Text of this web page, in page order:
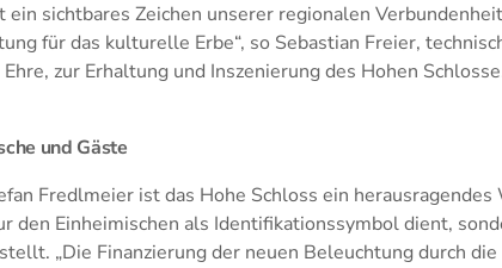
ein sichtbares Zeichen unserer regionalen
für das kulturelle Erbe“, so Sebastian Freier,
zur Erhaltung und Inszenierung des Hohen
und Gäste
Fredlmeier ist das Hohe Schloss ein herausragendes
den Einheimischen als Identifikationssymbol dient,
„Die Finanzierung der neuen Beleuchtung durch